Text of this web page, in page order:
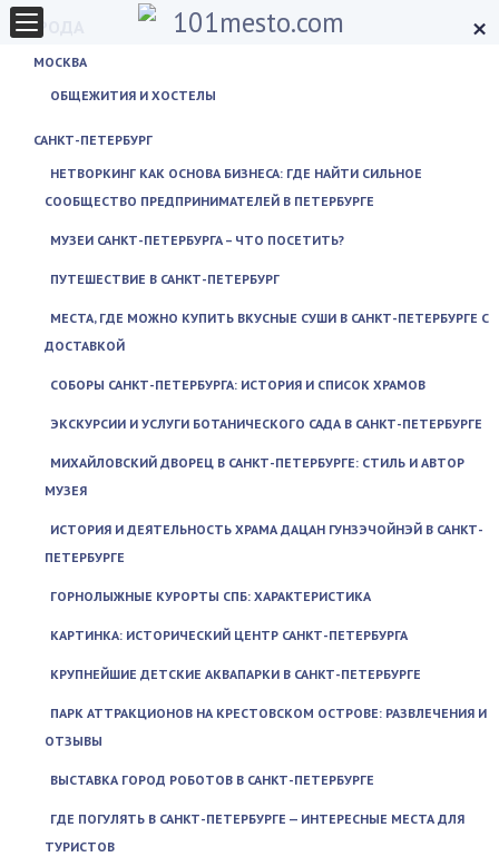
×
ГОРОДА
МОСКВА
ОБЩЕЖИТИЯ И ХОСТЕЛЫ
САНКТ-ПЕТЕРБУРГ
НЕТВОРКИНГ КАК ОСНОВА БИЗНЕСА: ГДЕ НАЙТИ СИЛЬНОЕ
СООБЩЕСТВО ПРЕДПРИНИМАТЕЛЕЙ В ПЕТЕРБУРГЕ
МУЗЕИ САНКТ-ПЕТЕРБУРГА – ЧТО ПОСЕТИТЬ?
ПУТЕШЕСТВИЕ В САНКТ-ПЕТЕРБУРГ
МЕСТА, ГДЕ МОЖНО КУПИТЬ ВКУСНЫЕ СУШИ В САНКТ-ПЕТЕРБУРГЕ С
ДОСТАВКОЙ
СОБОРЫ САНКТ-ПЕТЕРБУРГА: ИСТОРИЯ И СПИСОК ХРАМОВ
ЭКСКУРСИИ И УСЛУГИ БОТАНИЧЕСКОГО САДА В САНКТ-ПЕТЕРБУРГЕ
МИХАЙЛОВСКИЙ ДВОРЕЦ В САНКТ-ПЕТЕРБУРГЕ: СТИЛЬ И АВТОР
МУЗЕЯ
ИСТОРИЯ И ДЕЯТЕЛЬНОСТЬ ХРАМА ДАЦАН ГУНЗЭЧОЙНЭЙ В САНКТ-
ПЕТЕРБУРГЕ
ГОРНОЛЫЖНЫЕ КУРОРТЫ СПБ: ХАРАКТЕРИСТИКА
КАРТИНКА: ИСТОРИЧЕСКИЙ ЦЕНТР САНКТ-ПЕТЕРБУРГА
КРУПНЕЙШИЕ ДЕТСКИЕ АКВАПАРКИ В САНКТ-ПЕТЕРБУРГЕ
ПАРК АТТРАКЦИОНОВ НА КРЕСТОВСКОМ ОСТРОВЕ: РАЗВЛЕЧЕНИЯ И
ОТЗЫВЫ
ВЫСТАВКА ГОРОД РОБОТОВ В САНКТ-ПЕТЕРБУРГЕ
ГДЕ ПОГУЛЯТЬ В САНКТ-ПЕТЕРБУРГЕ — ИНТЕРЕСНЫЕ МЕСТА ДЛЯ
ТУРИСТОВ